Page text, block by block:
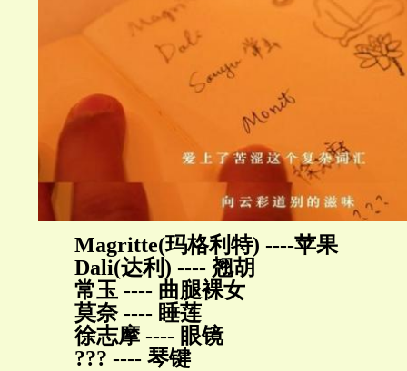
Magritte(玛格利特) ----苹果
Dali(达利) ---- 翘胡
常玉 ---- 曲腿裸女
莫奈 ---- 睡莲
徐志摩 ---- 眼镜
??? ---- 琴键